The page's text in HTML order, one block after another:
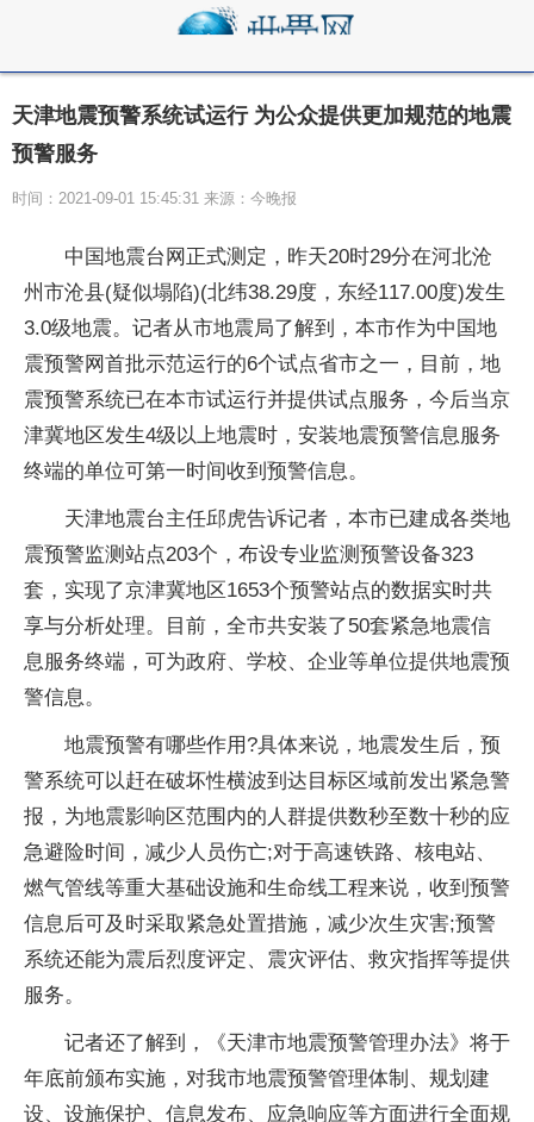
天津地震预警系统试运行 为公众提供更加规范的地震
预警服务
时间：2021-09-01 15:45:31 来源：今晚报
中国地震台网正式测定，昨天20时29分在河北沧
州市沧县(疑似塌陷)(北纬38.29度，东经117.00度)发生
3.0级地震。记者从市地震局了解到，本市作为中国地
震预警网首批示范运行的6个试点省市之一，目前，地
震预警系统已在本市试运行并提供试点服务，今后当京
津冀地区发生4级以上地震时，安装地震预警信息服务
终端的单位可第一时间收到预警信息。
天津地震台主任邱虎告诉记者，本市已建成各类地
震预警监测站点203个，布设专业监测预警设备323
套，实现了京津冀地区1653个预警站点的数据实时共
享与分析处理。目前，全市共安装了50套紧急地震信
息服务终端，可为政府、学校、企业等单位提供地震预
警信息。
地震预警有哪些作用?具体来说，地震发生后，预
警系统可以赶在破坏性横波到达目标区域前发出紧急警
报，为地震影响区范围内的人群提供数秒至数十秒的应
急避险时间，减少人员伤亡;对于高速铁路、核电站、
燃气管线等重大基础设施和生命线工程来说，收到预警
信息后可及时采取紧急处置措施，减少次生灾害;预警
系统还能为震后烈度评定、震灾评估、救灾指挥等提供
服务。
记者还了解到，《天津市地震预警管理办法》将于
年底前颁布实施，对我市地震预警管理体制、规划建
设、设施保护、信息发布、应急响应等方面进行全面规